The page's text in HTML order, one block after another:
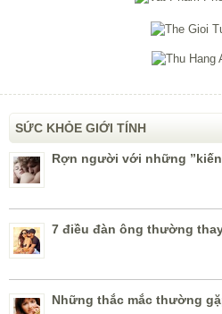
SỨC KHỎE GIỚI TÍNH
Rợn người với những
7 điều đàn ông thường
Những thắc mắc thường